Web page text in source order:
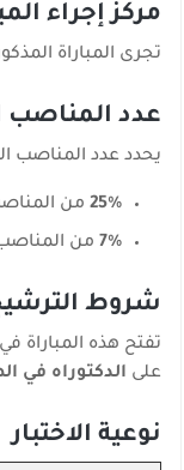
مركز إجراء
تجرى المباراة
عدد المناصب
يحدد عدد المناصب
25% من
7% من
شروط
تفتح هذه المباراة
على الدكتوراه في
نوعية الاختبار